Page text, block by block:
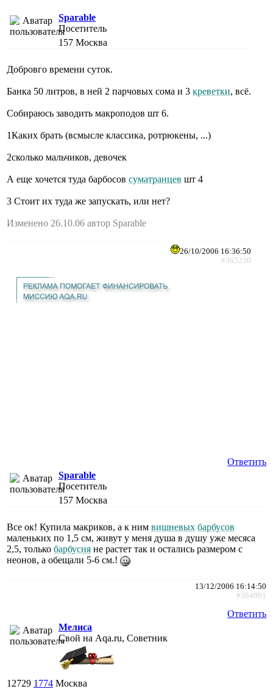
Sparable
Посетитель
157 Москва
Добровго времени суток.
Банка 50 литров, в ней 2 парчовых сома и 3 креветки, всё.
Собираюсь заводить макроподов шт 6.
1Каких брать (всмысле классика, ротрюкены, ...)
2сколько мальчиков, девочек
А еще хочется туда барбосов суматранцев шт 4
3 Стоит их туда же запускать, или нет?
Изменено 26.10.06 автор Sparable
26/10/2006 16:36:50
#365230
Ответить
Sparable
Посетитель
157 Москва
Все ок! Купила макриков, а к ним вишневых барбусов
маленьких по 1,5 см, живут у меня душа в душу уже месяса
2,5, только барбусня не растет так и остались размером с
неонов, а обещали 5-6 см.!
13/12/2006 16:14:50
#384991
Ответить
Мелиса
Свой на Aqa.ru, Советник
12729 1774 Москва